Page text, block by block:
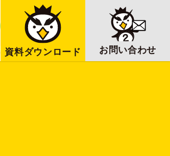
資料ダウンロード お問い合わせ